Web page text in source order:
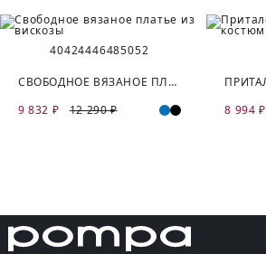
40424446485052
СВОБОДНОЕ ВЯЗАНОЕ ПЛАТЬЕ ИЗ ВИСКОЗЫ
9 832 ₽
12 290 ₽
8 994 ₽